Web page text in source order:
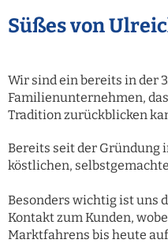
Süßes von
Wir sind ein bereits in der
Familienunternehmen,
Tradition zurückblicken
Bereits seit der Gründung
köstlichen,
Besonders wichtig ist uns
Kontakt zum Kunden,
Marktfahrens bis heute